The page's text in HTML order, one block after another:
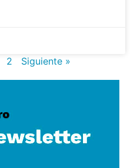
2 Siguiente »